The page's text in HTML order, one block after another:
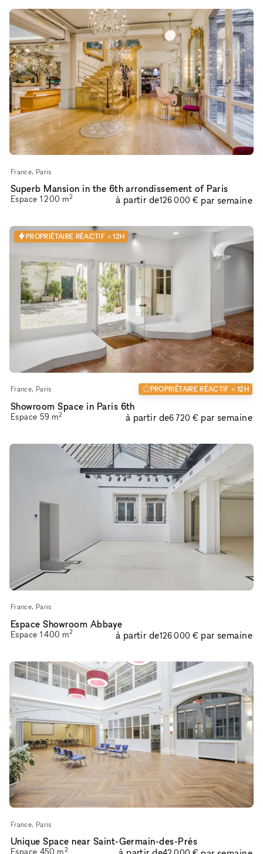
France, Paris
Superb Mansion in the 6th arrondissement of Paris
Espace 1 200 m2 à partir de126 000 € par semaine
PROPRIÉTAIRE RÉACTIF < 12H
France, Paris PROPRIÉTAIRE RÉACTIF < 12H
Showroom Space in Paris 6th
Espace 59 m2 à partir de6 720 € par semaine
France, Paris
Espace Showroom Abbaye
Espace 1 400 m2 à partir de126 000 € par semaine
France, Paris
Unique Space near Saint-Germain-des-Prés
Espace 450 m2